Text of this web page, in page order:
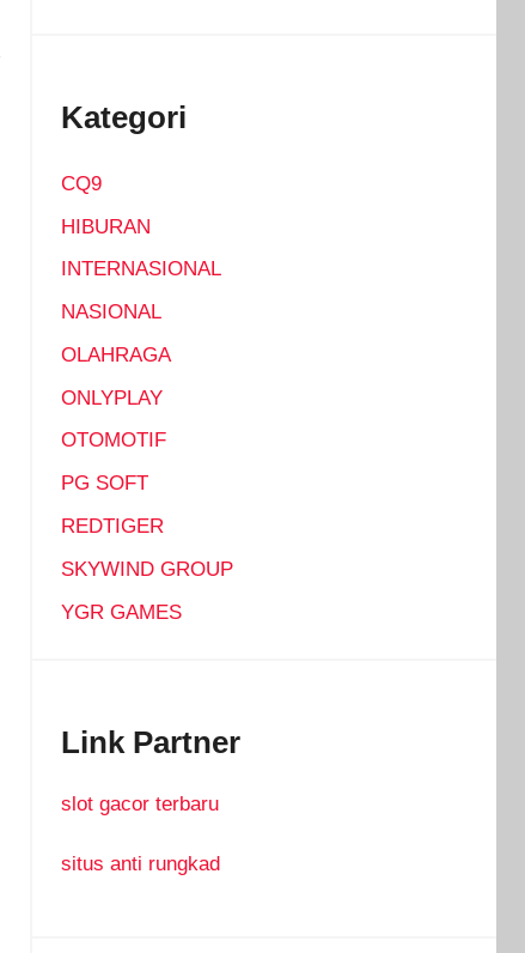
Kategori
CQ9
HIBURAN
INTERNASIONAL
NASIONAL
OLAHRAGA
ONLYPLAY
OTOMOTIF
PG SOFT
REDTIGER
SKYWIND GROUP
YGR GAMES
Link Partner
slot gacor terbaru
situs anti rungkad